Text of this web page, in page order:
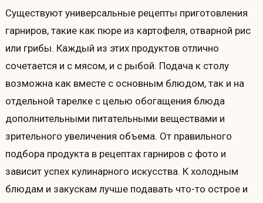
Существуют универсальные рецепты приготовления
гарниров, такие как пюре из картофеля, отварной рис
или грибы. Каждый из этих продуктов отлично
сочетается и с мясом, и с рыбой. Подача к столу
возможна как вместе с основным блюдом, так и на
отдельной тарелке с целью обогащения блюда
дополнительными питательными веществами и
зрительного увеличения объема. От правильного
подбора продукта в рецептах гарниров с фото и
зависит успех кулинарного искусства. К холодным
блюдам и закускам лучше подавать что-то острое и